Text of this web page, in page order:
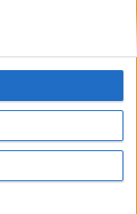
te daremos
consejos para tu